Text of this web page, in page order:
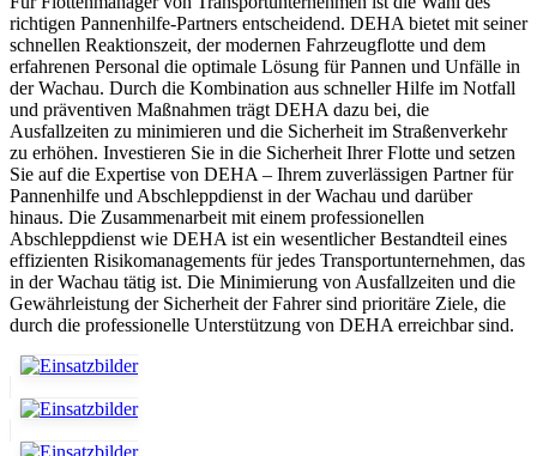
richtigen Pannenhilfe-Partners entscheidend. DEHA bietet mit seiner
schnellen Reaktionszeit, der modernen Fahrzeugflotte und dem
erfahrenen Personal die optimale Lösung für Pannen und Unfälle in
der Wachau. Durch die Kombination aus schneller Hilfe im Notfall
und präventiven Maßnahmen trägt DEHA dazu bei, die
Ausfallzeiten zu minimieren und die Sicherheit im Straßenverkehr
zu erhöhen. Investieren Sie in die Sicherheit Ihrer Flotte und setzen
Sie auf die Expertise von DEHA – Ihrem zuverlässigen Partner für
Pannenhilfe und Abschleppdienst in der Wachau und darüber
hinaus. Die Zusammenarbeit mit einem professionellen
Abschleppdienst wie DEHA ist ein wesentlicher Bestandteil eines
effizienten Risikomanagements für jedes Transportunternehmen, das
in der Wachau tätig ist. Die Minimierung von Ausfallzeiten und die
Gewährleistung der Sicherheit der Fahrer sind prioritäre Ziele, die
durch die professionelle Unterstützung von DEHA erreichbar sind.